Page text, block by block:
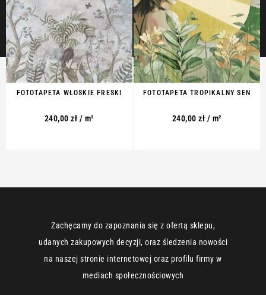
FOTOTAPETA WŁOSKIE FRESKI
240,00 zł / m²
FOTOTAPETA TROPIKALNY SEN
240,00 zł / m²
Zachęcamy do zapoznania się z ofertą sklepu,
udanych zakupowych decyzji, oraz śledzenia nowości
na naszej stronie internetowej oraz profilu firmy w
mediach społecznościowych